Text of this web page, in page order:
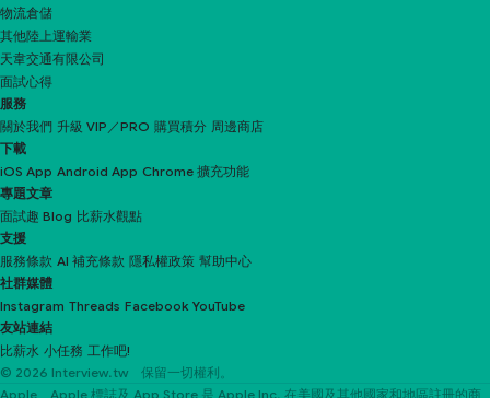
物流倉儲
其他陸上運輸業
天韋交通有限公司
面試心得
服務
關於我們 升級 VIP／PRO 購買積分 周邊商店
下載
iOS App Android App Chrome 擴充功能
專題文章
面試趣 Blog 比薪水觀點
支援
服務條款 AI 補充條款 隱私權政策 幫助中心
社群媒體
Instagram Threads Facebook YouTube
友站連結
比薪水 小任務 工作吧!
© 2026 Interview.tw 保留一切權利。
Apple、Apple 標誌及 App Store 是 Apple Inc. 在美國及其他國家和地區註冊的商